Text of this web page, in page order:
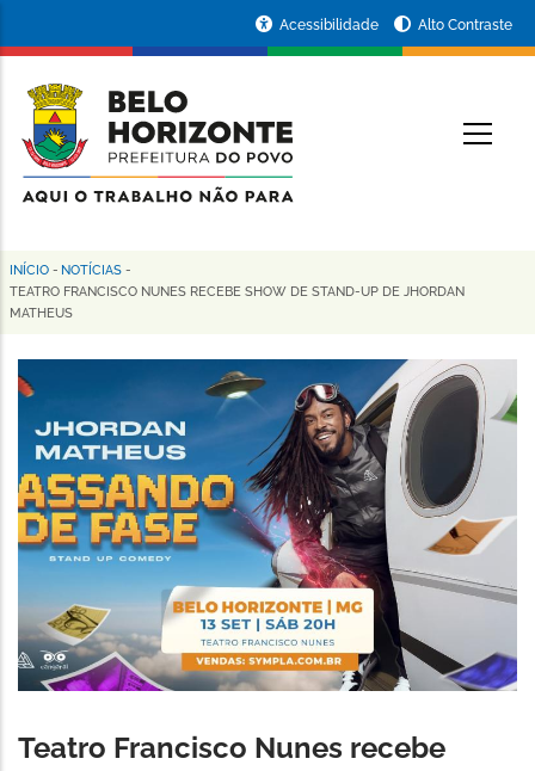
conteúdo
principal
da
Prefeitura
de
Horizonte
Acessibilidade Alto Contraste
Trilha
de
navegação
INÍCIO - NOTÍCIAS -
TEATRO FRANCISCO NUNES RECEBE SHOW DE STAND-UP DE JHORDAN
MATHEUS
Teatro Francisco Nunes recebe